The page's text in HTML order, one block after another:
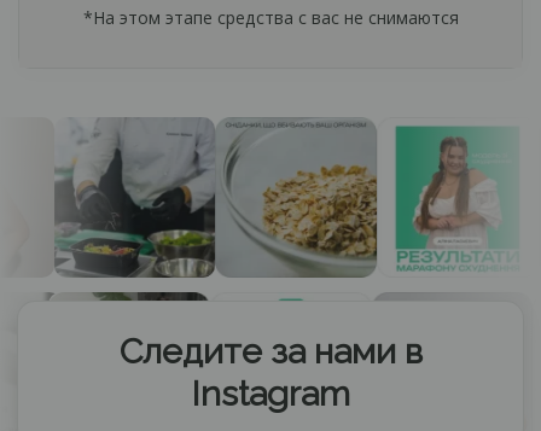
*На этом этапе средства с вас не снимаются
Следите за нами в
Instagram